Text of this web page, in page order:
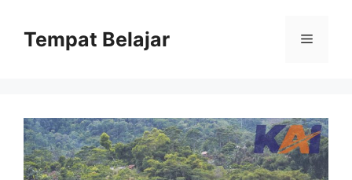
contentTempat Belajar Menu